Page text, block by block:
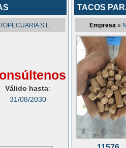
S.L.
Válido hasta:
31/08/2030
TACOS
Empresa »